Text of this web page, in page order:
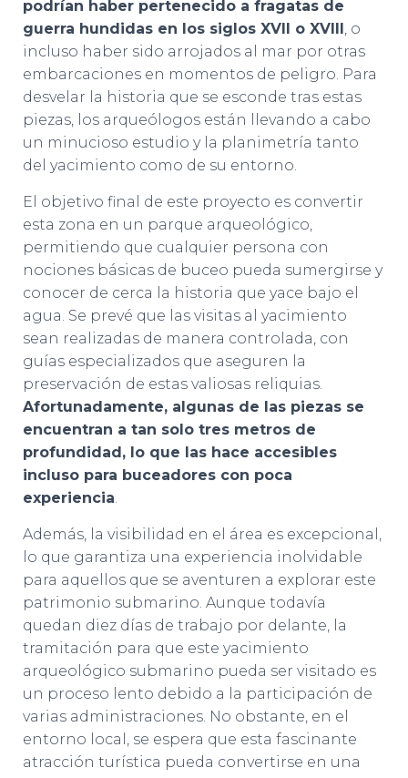
podrían haber pertenecido a fragatas de
guerra hundidas en los siglos XVII o XVIII, o
incluso haber sido arrojados al mar por otras
embarcaciones en momentos de peligro. Para
desvelar la historia que se esconde tras estas
piezas, los arqueólogos están llevando a cabo
un minucioso estudio y la planimetría tanto
del yacimiento como de su entorno.
El objetivo final de este proyecto es convertir
esta zona en un parque arqueológico,
permitiendo que cualquier persona con
nociones básicas de buceo pueda sumergirse y
conocer de cerca la historia que yace bajo el
agua. Se prevé que las visitas al yacimiento
sean realizadas de manera controlada, con
guías especializados que aseguren la
preservación de estas valiosas reliquias.
Afortunadamente, algunas de las piezas se
encuentran a tan solo tres metros de
profundidad, lo que las hace accesibles
incluso para buceadores con poca
experiencia.
Además, la visibilidad en el área es excepcional,
lo que garantiza una experiencia inolvidable
para aquellos que se aventuren a explorar este
patrimonio submarino. Aunque todavía
quedan diez días de trabajo por delante, la
tramitación para que este yacimiento
arqueológico submarino pueda ser visitado es
un proceso lento debido a la participación de
varias administraciones. No obstante, en el
entorno local, se espera que esta fascinante
atracción turística pueda convertirse en una